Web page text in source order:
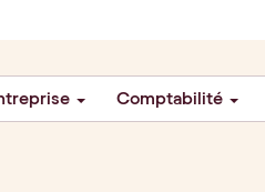
Comptabilité